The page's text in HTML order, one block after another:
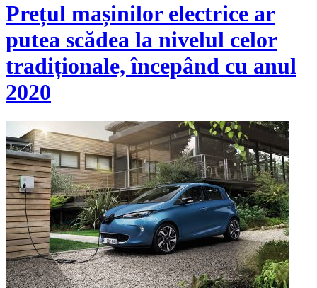
Prețul mașinilor electrice ar
putea scădea la nivelul celor
tradiționale, începând cu anul
2020